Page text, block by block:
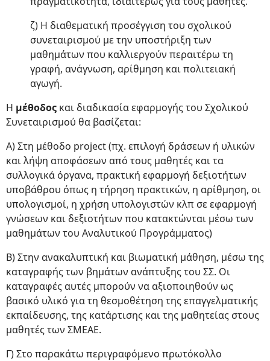
ζ) Η διαθεματική προσέγγιση του σχολικού
συνεταιρισμού με την υποστήριξη των
μαθημάτων που καλλιεργούν περαιτέρω τη
γραφή, ανάγνωση, αρίθμηση και πολιτειακή
αγωγή.
Η μέθοδος και διαδικασία εφαρμογής του Σχολικού
Συνεταιρισμού θα βασίζεται:
Α) Στη μέθοδο project (πχ. επιλογή δράσεων ή υλικών
και λήψη αποφάσεων από τους μαθητές και τα
συλλογικά όργανα, πρακτική εφαρμογή δεξιοτήτων
υποβάθρου όπως η τήρηση πρακτικών, η αρίθμηση, οι
υπολογισμοί, η χρήση υπολογιστών κλπ σε εφαρμογή
γνώσεων και δεξιοτήτων που κατακτώνται μέσω των
μαθημάτων του Αναλυτικού Προγράμματος)
Β) Στην ανακαλυπτική και βιωματική μάθηση, μέσω της
καταγραφής των βημάτων ανάπτυξης του ΣΣ. Οι
καταγραφές αυτές μπορούν να αξιοποιηθούν ως
βασικό υλικό για τη θεσμοθέτηση της επαγγελματικής
εκπαίδευσης, της κατάρτισης και της μαθητείας στους
μαθητές των ΣΜΕΑΕ.
Γ) Στο παρακάτω περιγραφόμενο πρωτόκολλο